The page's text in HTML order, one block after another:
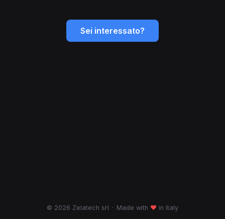
Sei interessato?
© 2026 Zelatech srl · Made with ♥ in Italy